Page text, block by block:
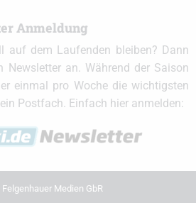
Anmeldung
auf dem Laufenden bleiben? Dann
Newsletter an. Während der Saison
einmal pro Woche die wichtigsten
Postfach. Einfach hier anmelden:
Medien GbR